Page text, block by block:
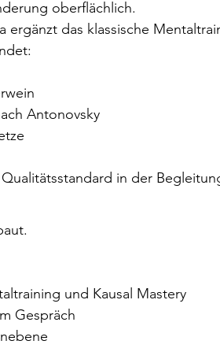
oberflächlich.
ergänzt das klassische
Antonovsky
in der
und Kausal Mastery
Gespräch